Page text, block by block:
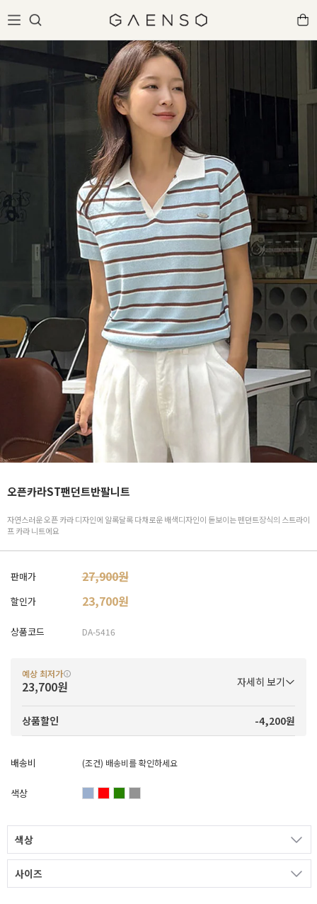
오픈카라ST팬던트반팔니트
자연스러운 오픈 카라 디자인에 알록달록 다채로운 배색디자인이 돋보이는 펜던트장식의 스트라이
프 카라 니트에요
판매가 27,900원
할인가 23,700원
상품코드 DA-5416
예상 최저가
23,700원 자세히 보기
상품할인 -4,200원
배송비 (조건) 배송비를 확인하세요
색상
색상
사이즈